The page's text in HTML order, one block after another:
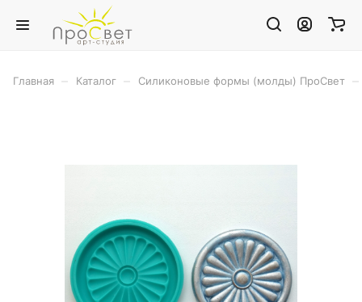
Главная Каталог Силиконовые формы (молды) ПроСвет